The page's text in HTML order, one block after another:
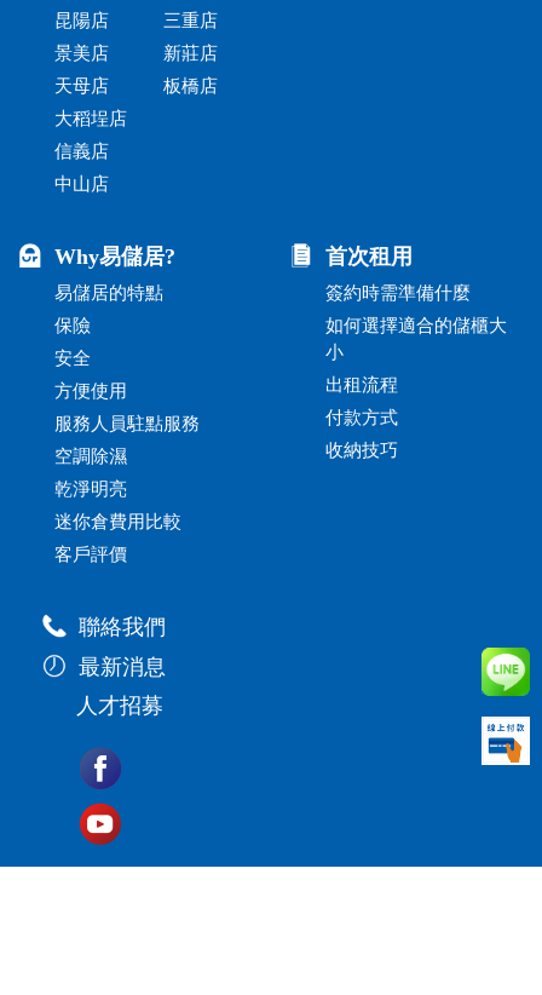
昆陽店
景美店
天母店
大稻埕店
信義店
中山店
三重店
新莊店
板橋店
Why易儲居?
易儲居的特點
保險
安全
方便使用
服務人員駐點服務
空調除濕
乾淨明亮
迷你倉費用比較
客戶評價
首次租用
簽約時需準備什麼
如何選擇適合的儲櫃大
小
出租流程
付款方式
收納技巧
聯絡我們
最新消息
人才招募